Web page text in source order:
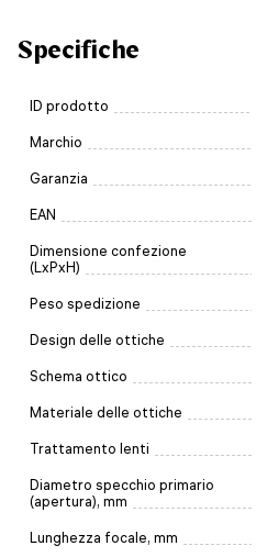
Specifiche
ID prodotto
Marchio
Garanzia
EAN
Dimensione confezione
(LxPxH)
Peso spedizione
Design delle ottiche
Schema ottico
Materiale delle ottiche
Trattamento lenti
Diametro specchio primario
(apertura), mm
Lunghezza focale, mm